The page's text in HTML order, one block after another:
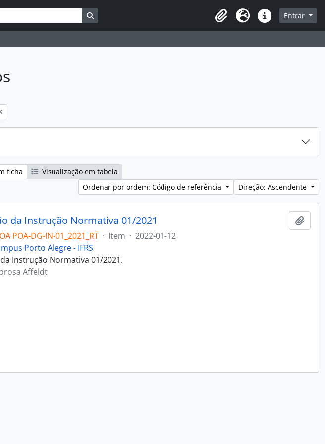
Busque na página de navegação
Idioma Ligações rápidas
Entrar
ficha
Visualização em tabela
Ordenar por ordem: Código de referência
Direção: Ascendente
da Instrução Normativa 01/2021
POA-DG-IN-01_2021_RT · Item · 2022-01-12
Porto Alegre - IFRS
Instrução Normativa 01/2021.
Affeldt